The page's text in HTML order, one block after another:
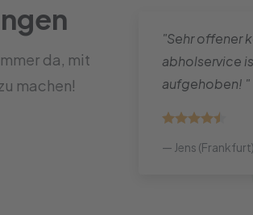
da, mit
machen!
Ich musste
hat den
"Sehr offener
abholservice
aufgehoben! "
Jens (Frankfurt)